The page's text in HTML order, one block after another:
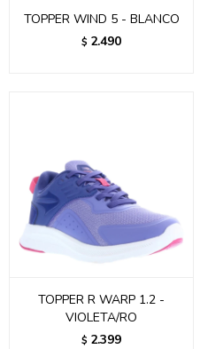
TOPPER WIND 5 - BLANCO
$ 2.490
TOPPER R WARP 1.2 -
VIOLETA/RO
$ 2.399